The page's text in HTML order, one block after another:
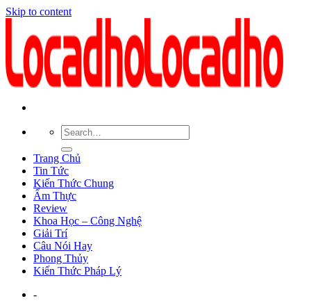
Skip to content
Trang Chủ
Tin Tức
Kiến Thức Chung
Ẩm Thực
Review
Khoa Học – Công Nghệ
Giải Trí
Câu Nói Hay
Phong Thủy
Kiến Thức Pháp Lý
-